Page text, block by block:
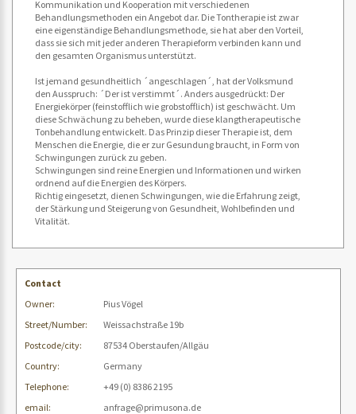
Kommunikation und Kooperation mit verschiedenen
Behandlungsmethoden ein Angebot dar. Die Tontherapie ist zwar
eine eigenständige Behandlungsmethode, sie hat aber den Vorteil,
dass sie sich mit jeder anderen Therapieform verbinden kann und
den gesamten Organismus unterstützt.
Ist jemand gesundheitlich ´angeschlagen´, hat der Volksmund
den Ausspruch: ´Der ist verstimmt´. Anders ausgedrückt: Der
Energiekörper (feinstofflich wie grobstofflich) ist geschwächt. Um
diese Schwächung zu beheben, wurde diese klangtherapeutische
Tonbehandlung entwickelt. Das Prinzip dieser Therapie ist, dem
Menschen die Energie, die er zur Gesundung braucht, in Form von
Schwingungen zurück zu geben.
Schwingungen sind reine Energien und Informationen und wirken
ordnend auf die Energien des Körpers.
Richtig eingesetzt, dienen Schwingungen, wie die Erfahrung zeigt,
der Stärkung und Steigerung von Gesundheit, Wohlbefinden und
Vitalität.
Contact
Owner:
Pius Vögel
Street/Number:
Weissachstraße 19b
Postcode/city:
87534 Oberstaufen/Allgäu
Country:
Germany
Telephone:
+49 (0) 8386 2195
email:
anfrage@primusona.de